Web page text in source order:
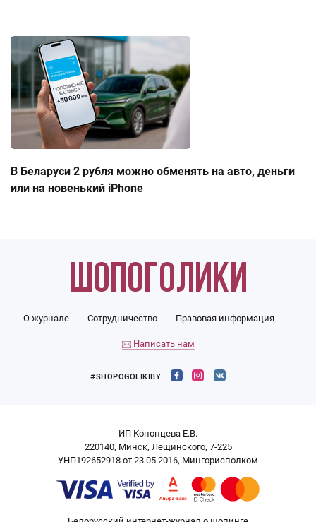
В Беларуси 2 рубля можно обменять на авто, деньги
или на новенький iPhone
О журнале Сотрудничество Правовая информация
Написать нам
#SHOPOGOLIKIBY
ИП Кононцева Е.В.
220140, Минск, Лещинского, 7-225
УНП192652918 от 23.05.2016, Мингорисполком